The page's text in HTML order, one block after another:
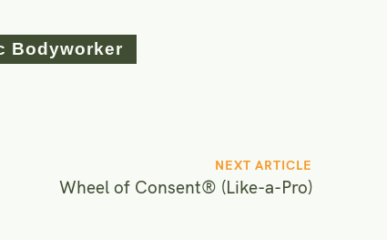
Bodyworker
NEXT ARTICLE
Wheel of Consent® (Like-a-Pro)